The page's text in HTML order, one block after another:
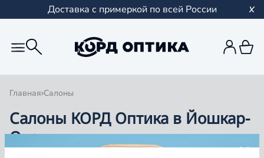
Доставка с примеркой по всей России
Главная Салоны
Салоны КОРД Оптика в Йошкар-
Оле